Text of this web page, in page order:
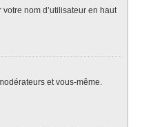
nom d’utilisateur en haut
et vous-même.